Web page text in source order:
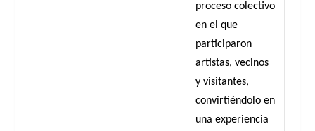
proceso colectivo
en el que
participaron
artistas, vecinos
y visitantes,
convirtiéndolo en
una experiencia